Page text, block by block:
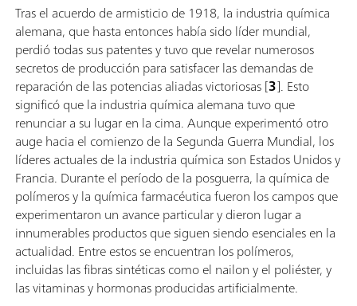
Tras el acuerdo de armisticio de 1918, la industria química
alemana, que hasta entonces había sido líder mundial,
perdió todas sus patentes y tuvo que revelar numerosos
secretos de producción para satisfacer las demandas de
reparación de las potencias aliadas victoriosas [3]. Esto
significó que la industria química alemana tuvo que
renunciar a su lugar en la cima. Aunque experimentó otro
auge hacia el comienzo de la Segunda Guerra Mundial, los
líderes actuales de la industria química son Estados Unidos y
Francia. Durante el período de la posguerra, la química de
polímeros y la química farmacéutica fueron los campos que
experimentaron un avance particular y dieron lugar a
innumerables productos que siguen siendo esenciales en la
actualidad. Entre estos se encuentran los polímeros,
incluidas las fibras sintéticas como el nailon y el poliéster, y
las vitaminas y hormonas producidas artificialmente.